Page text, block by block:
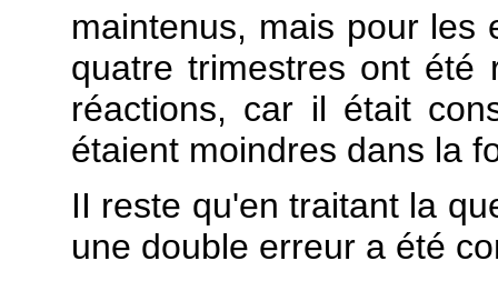
maintenus, mais pour les
quatre trimestres ont
réactions, car il était
étaient moindres dans la
II reste qu'en traitant la
une double erreur a été